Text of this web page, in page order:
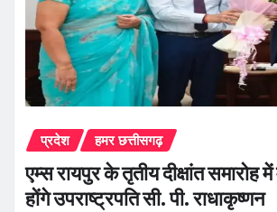
प्रदेश हमर छत्तीसगढ़
एम्स रायपुर के तृतीय दीक्षांत समारोह
होंगे उपराष्ट्रपति सी. पी. राधाकृष्णन